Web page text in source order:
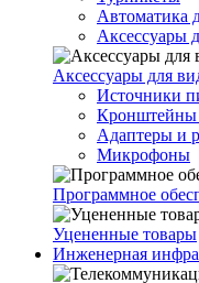
Автоматика
Аксессуары
Аксессуары для
Источники
Кронштейны
Адаптеры и
Микрофоны
Программное
Уцененные товары
Инженерная